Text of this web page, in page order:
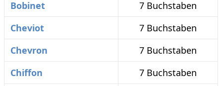
Bobinet
7 Buchstaben
Cheviot
7 Buchstaben
Chevron
7 Buchstaben
Chiffon
7 Buchstaben